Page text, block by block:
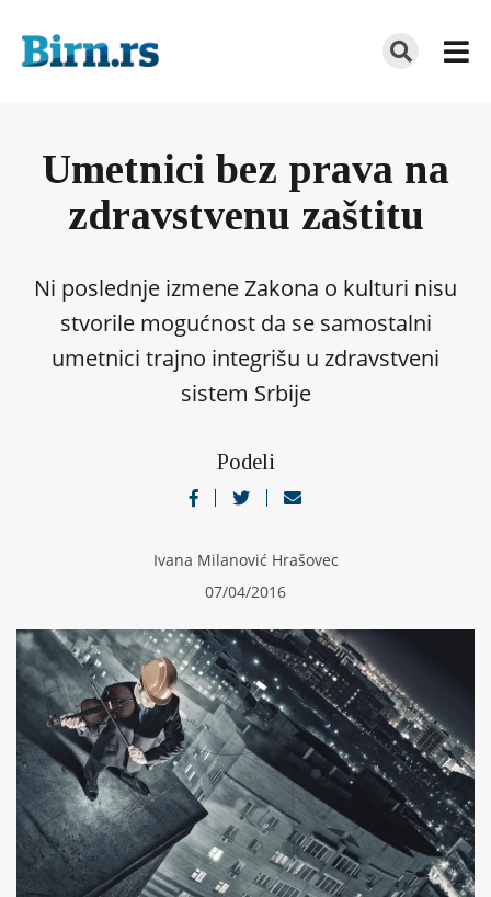
Umetnici bez prava na
zdravstvenu zaštitu
Ni poslednje izmene Zakona o kulturi nisu
stvorile mogućnost da se samostalni
umetnici trajno integrišu u zdravstveni
sistem Srbije
Podeli
Ivana Milanović Hrašovec
07/04/2016